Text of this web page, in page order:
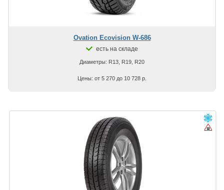
Ovation Ecovision W-686
есть на складе
Диаметры: R13, R19, R20
Цены: от 5 270 до 10 728 р.